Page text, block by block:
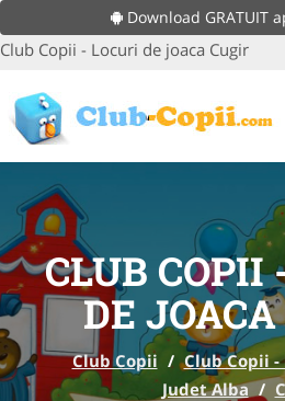
Download GRATUIT
Club Copii - Locuri de joaca Cugir
CLUB COPII
DE
Club Copii / Club Copii -
Judet Alba /